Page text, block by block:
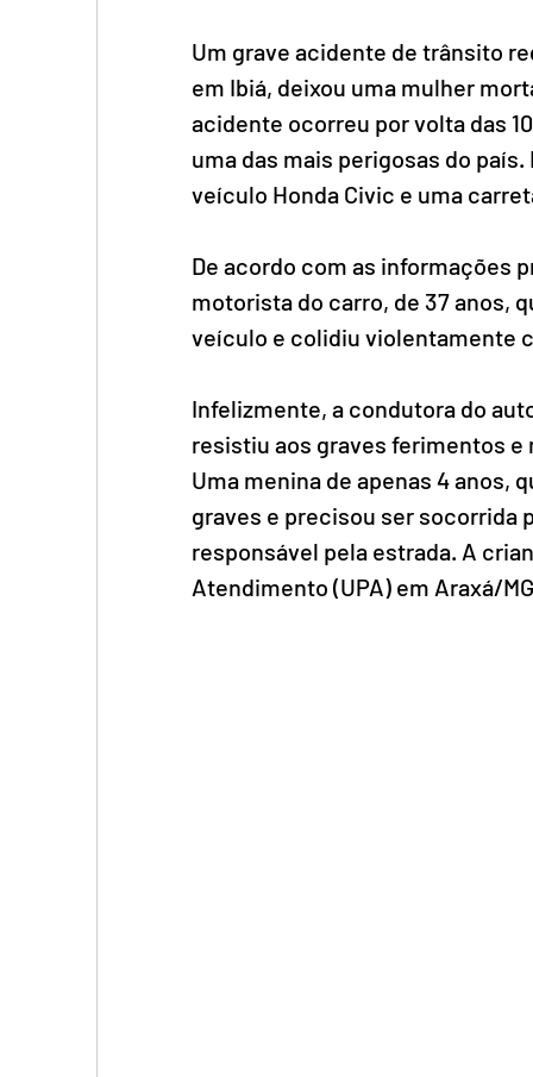
Um grave acidente de trânsito
em Ibiá, deixou uma mulher
acidente ocorreu por volta das
uma das mais perigosas do
veículo Honda Civic e uma
De acordo com as informações
motorista do carro, de 37 anos,
veículo e colidiu violentamente
Infelizmente, a condutora do
resistiu aos graves ferimentos
Uma menina de apenas 4
graves e precisou ser socorrida
responsável pela estrada. A
Atendimento (UPA) em Araxá/